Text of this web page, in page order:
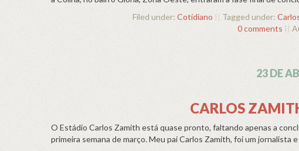
Filed under: Cotidiano || Tagged under:
0 comments ||
23 DE
CARLOS
O Estádio Carlos Zamith está quase pronto, faltando apenas a
primeira semana de março. Meu pai Carlos Zamith, foi um jornalista